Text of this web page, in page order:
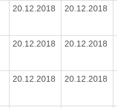
20.12.2018 20.12.2018
20.12.2018 20.12.2018
20.12.2018 20.12.2018